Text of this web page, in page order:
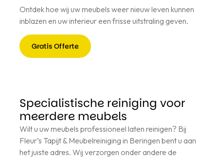
Ontdek hoe wij uw meubels weer nieuw leven kunnen
inblazen en uw interieur een frisse uitstraling geven.
Gratis Offerte
Specialistische reiniging voor
meerdere meubels
Wilt u uw meubels professioneel laten reinigen? Bij
Fleur’s Tapijt & Meubelreiniging in Beringen bent u aan
het juiste adres. Wij verzorgen onder andere de